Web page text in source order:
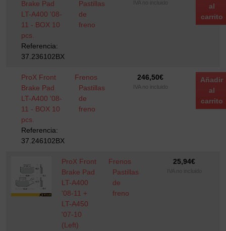
Brake Pad
LT-A400 '08-
11 - BOX 10
pcs.
Referencia:
37.236102BX
Pastillas
de
freno
IVA no incluido
al
carrito
ProX Front
Brake Pad
LT-A400 '08-
11 - BOX 10
pcs.
Referencia:
37.246102BX
Frenos
Pastillas
de
freno
246,50€
IVA no incluido
Añadir
al
carrito
ProX Front
Brake Pad
LT-A400
'08-11 +
LT-A450
'07-10
(Left)
Frenos
Pastillas
de
freno
25,94€
IVA no incluido